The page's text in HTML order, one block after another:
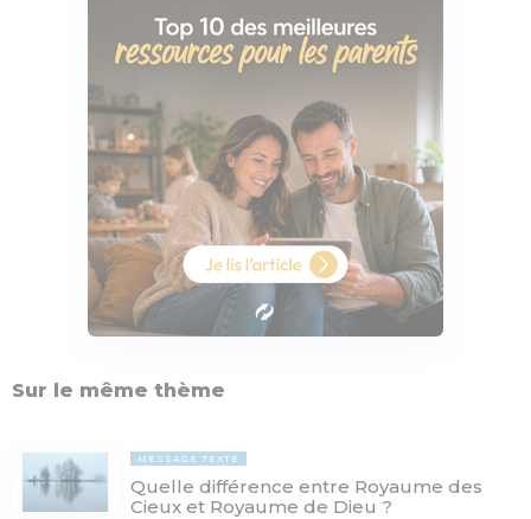
Sur le même thème
MESSAGE TEXTE
Quelle différence entre Royaume des
Cieux et Royaume de Dieu ?